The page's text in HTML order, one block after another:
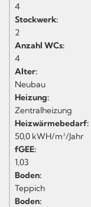
4
Stockwerk:
2
Anzahl WCs:
4
Alter:
Neubau
Heizung:
Zentralheizung
Heizwärmebedarf:
50,0 kWH/m²/Jahr
fGEE:
1,03
Boden:
Teppich
Boden: